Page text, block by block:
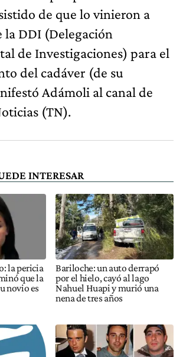
de que lo vinieron a
la DDI (Delegación
de Investigaciones) para el
del cadáver (de su
Adámoli al canal de
(TN).
INTERESAR
la pericia
que la
novio es
Bariloche: un auto derrapó
por el hielo, cayó al lago
Nahuel Huapi y murió una
nena de tres años